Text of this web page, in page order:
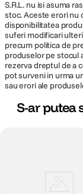
S.R.L. nu isi asuma
stoc. Aceste erori nu
disponibilitatea
suferi modificari
precum politica de
produselor pe stocul
rezerva dreptul de a
pot surveni in urma
sau erori ale
S-ar putea